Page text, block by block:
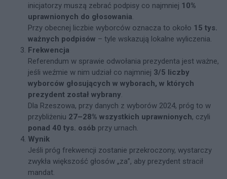
inicjatorzy muszą zebrać podpisy co najmniej 10%
uprawnionych do głosowania.
Przy obecnej liczbie wyborców oznacza to około 15 tys.
ważnych podpisów – tyle wskazują lokalne wyliczenia.
Frekwencja
Referendum w sprawie odwołania prezydenta jest ważne,
jeśli weźmie w nim udział co najmniej 3/5 liczby
wyborców głosujących w wyborach, w których
prezydent został wybrany.
Dla Rzeszowa, przy danych z wyborów 2024, próg to w
przybliżeniu 27–28% wszystkich uprawnionych, czyli
ponad 40 tys. osób przy urnach.
Wynik
Jeśli próg frekwencji zostanie przekroczony, wystarczy
zwykła większość głosów „za”, aby prezydent stracił
mandat.